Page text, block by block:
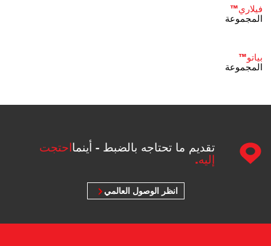
فيلاري™
المجموعة
بياتو™
المجموعة
تقديم ما تحتاجه بالضبط - أينمااحتجت
إليه.
انظر الوصول العالمي